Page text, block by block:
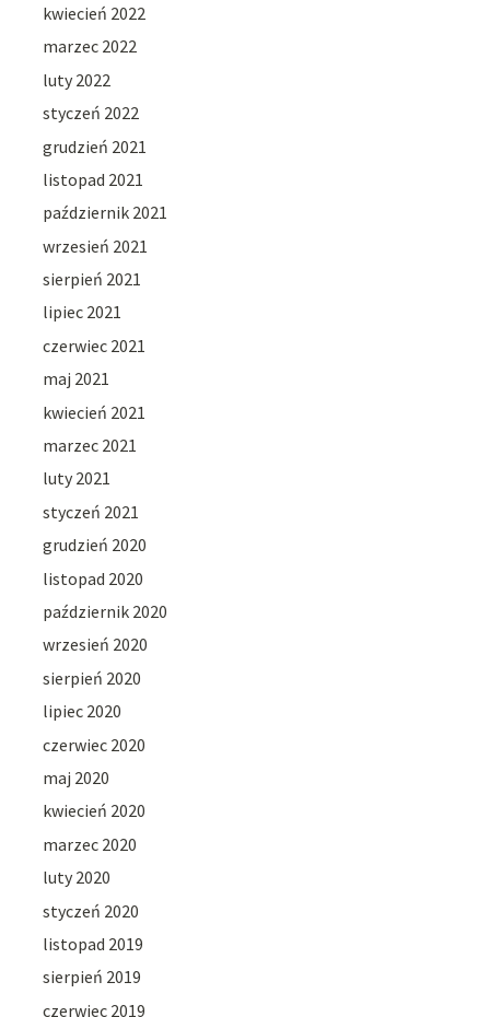
kwiecień 2022
marzec 2022
luty 2022
styczeń 2022
grudzień 2021
listopad 2021
październik 2021
wrzesień 2021
sierpień 2021
lipiec 2021
czerwiec 2021
maj 2021
kwiecień 2021
marzec 2021
luty 2021
styczeń 2021
grudzień 2020
listopad 2020
październik 2020
wrzesień 2020
sierpień 2020
lipiec 2020
czerwiec 2020
maj 2020
kwiecień 2020
marzec 2020
luty 2020
styczeń 2020
listopad 2019
sierpień 2019
czerwiec 2019